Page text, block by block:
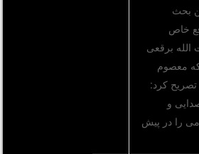
بحث
خاص
برقعی
معصوم
تصریح کرد:
و
را در پیش